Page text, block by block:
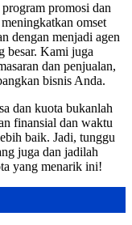
promosi dan
omset
dengan menjadi agen
besar. Kami juga
dan penjualan,
bisnis Anda.
dan kuota bukanlah
finansial dan waktu
baik. Jadi, tunggu
juga dan jadilah
yang menarik ini!